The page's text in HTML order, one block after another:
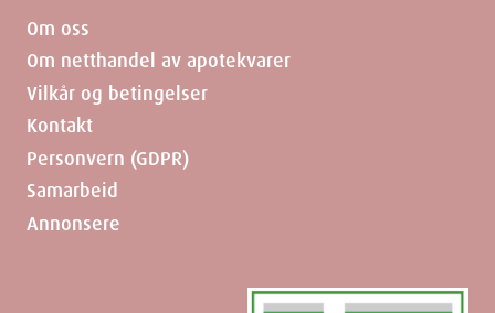
Om oss
Om netthandel av apotekvarer
Vilkår og betingelser
Kontakt
Personvern (GDPR)
Samarbeid
Annonsere